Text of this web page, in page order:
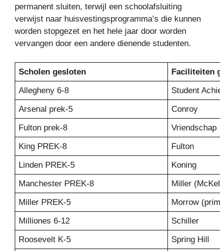
permanent sluiten, terwijl een schoolafsluiting
verwijst naar huisvestingsprogramma’s die kunnen
worden stopgezet en het hele jaar door worden
vervangen door een andere dienende studenten.
Scholen gesloten
Faciliteiten
Allegheny 6-8
Student
Arsenal prek-5
Conroy
Fulton prek-8
Vriendschap
King PREK-8
Fulton
Linden PREK-5
Koning
Manchester PREK-8
Miller
Miller PREK-5
Morrow
Milliones 6-12
Schiller
Roosevelt K-5
Spring Hill